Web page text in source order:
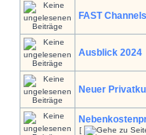
FAST
Ausblick 2024
Neuer
[